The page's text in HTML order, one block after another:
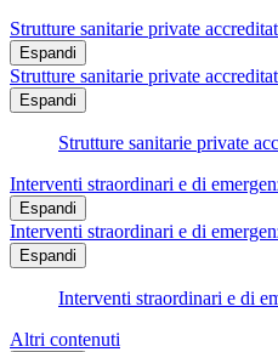
Strutture sanitarie private
Espandi
Strutture sanitarie private
Espandi
Strutture sanitarie private
Interventi straordinari e di
Espandi
Interventi straordinari e di
Espandi
Interventi straordinari e di
Altri contenuti